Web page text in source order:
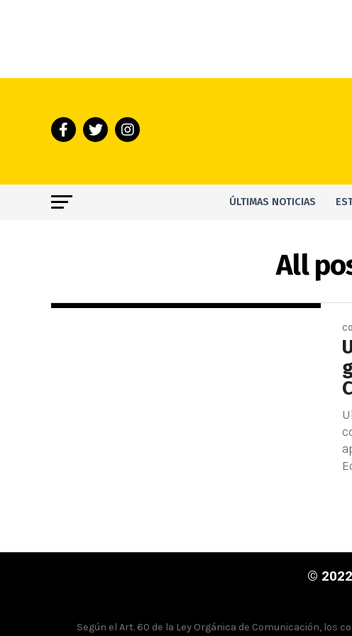
ÚLTIMAS NOTICIAS
All
©
Según el Art. 60 de la Ley Orgánica de Comunicación,